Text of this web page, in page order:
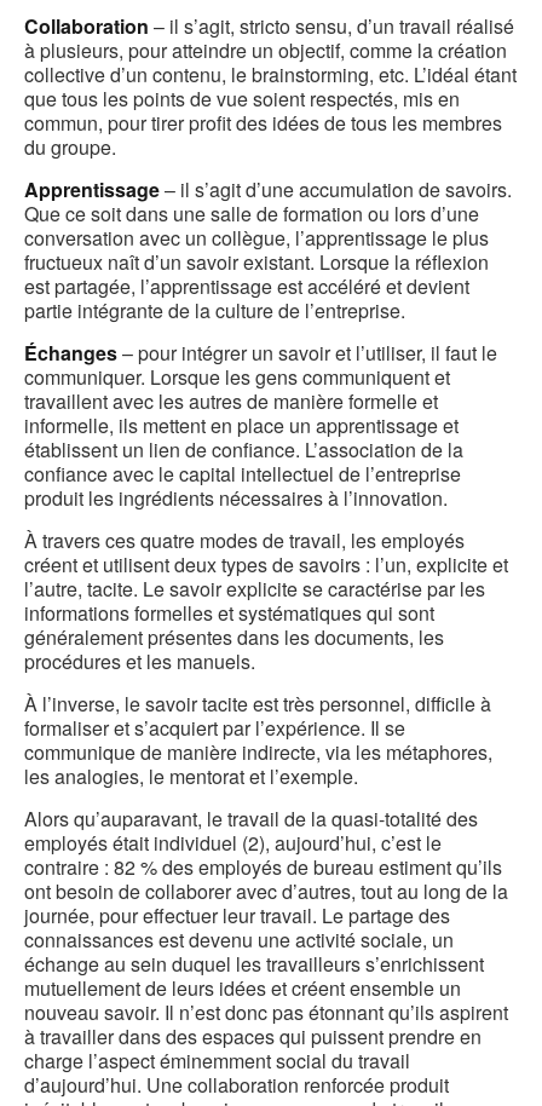
Collaboration – il s’agit, stricto sensu, d’un travail réalisé
à plusieurs, pour atteindre un objectif, comme la création
collective d’un contenu, le brainstorming, etc. L’idéal étant
que tous les points de vue soient respectés, mis en
commun, pour tirer profit des idées de tous les membres
du groupe.
Apprentissage– il s’agit d’une accumulation de savoirs.
Que ce soit dans une salle de formation ou lors d’une
conversation avec un collègue, l’apprentissage le plus
fructueux naît d’un savoir existant. Lorsque la réflexion
est partagée, l’apprentissage est accéléré et devient
partie intégrante de la culture de l’entreprise.
Échanges– pour intégrer un savoir et l’utiliser, il faut le
communiquer. Lorsque les gens communiquent et
travaillent avec les autres de manière formelle et
informelle, ils mettent en place un apprentissage et
établissent un lien de confiance. L’association de la
confiance avec le capital intellectuel de l’entreprise
produit les ingrédients nécessaires à l’innovation.
À travers ces quatre modes de travail, les employés
créent et utilisent deux types de savoirs : l’un, explicite et
l’autre, tacite. Le savoir explicite se caractérise par les
informations formelles et systématiques qui sont
généralement présentes dans les documents, les
procédures et les manuels.
À l’inverse, le savoir tacite est très personnel, difficile à
formaliser et s’acquiert par l’expérience. Il se
communique de manière indirecte, via les métaphores,
les analogies, le mentorat et l’exemple.
Alors qu’auparavant, le travail de la quasi-totalité des
employés était individuel (2), aujourd’hui, c’est le
contraire : 82 % des employés de bureau estiment qu’ils
ont besoin de collaborer avec d’autres, tout au long de la
journée, pour effectuer leur travail. Le partage des
connaissances est devenu une activité sociale, un
échange au sein duquel les travailleurs s’enrichissent
mutuellement de leurs idées et créent ensemble un
nouveau savoir. Il n’est donc pas étonnant qu’ils aspirent
à travailler dans des espaces qui puissent prendre en
charge l’aspect éminemment social du travail
d’aujourd’hui. Une collaboration renforcée produit